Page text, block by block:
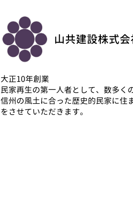
山共建設株式会
大正10年創業
民家再生の第一人者として、数多く
信州の風土に合った歴史的民家に住
をさせていただきます。